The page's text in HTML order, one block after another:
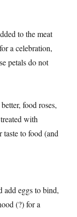
to the meat
a celebration,
petals do not
food roses,
with
to food (and
add eggs to bind,
(?) for a